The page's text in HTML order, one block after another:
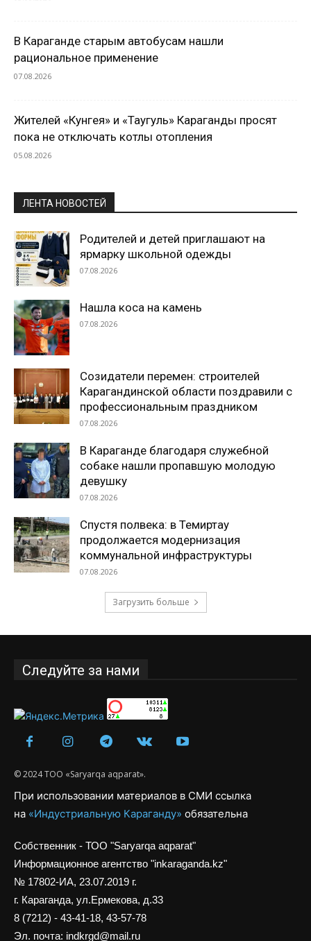
В Караганде старым автобусам нашли
рациональное применение
07.08.2026
Жителей «Кунгея» и «Таугуль» Караганды просят
пока не отключать котлы отопления
05.08.2026
ЛЕНТА НОВОСТЕЙ
Родителей и детей приглашают на
ярмарку школьной одежды
07.08.2026
Нашла коса на камень
07.08.2026
Созидатели перемен: строителей
Карагандинской области поздравили с
профессиональным праздником
07.08.2026
В Караганде благодаря служебной
собаке нашли пропавшую молодую
девушку
07.08.2026
Спустя полвека: в Темиртау
продолжается модернизация
коммунальной инфраструктуры
07.08.2026
Загрузить больше
Следуйте за нами
© 2024 ТОО «Saryarqa aqparat».
При использовании материалов в СМИ ссылка
на «Индустриальную Караганду» обязательна
Собственник - ТОО "Saryarqa aqparat"
Информационное агентство "inkaraganda.kz"
№ 17802-ИА, 23.07.2019 г.
г. Караганда, ул.Ермекова, д.33
8 (7212) - 43-41-18, 43-57-78
Эл. почта: indkrgd@mail.ru